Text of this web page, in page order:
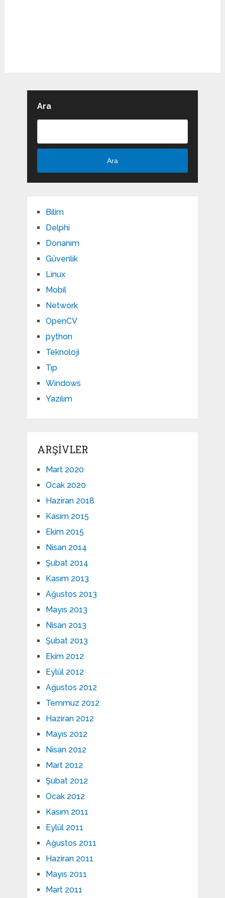
Ara
Ara
Bilim
Delphi
Donanım
Güvenlik
Linux
Mobil
Network
OpenCV
python
Teknoloji
Tıp
Windows
Yazılım
ARŞIVLER
Mart 2020
Ocak 2020
Haziran 2018
Kasım 2015
Ekim 2015
Nisan 2014
Şubat 2014
Kasım 2013
Ağustos 2013
Mayıs 2013
Nisan 2013
Şubat 2013
Ekim 2012
Eylül 2012
Ağustos 2012
Temmuz 2012
Haziran 2012
Mayıs 2012
Nisan 2012
Mart 2012
Şubat 2012
Ocak 2012
Kasım 2011
Eylül 2011
Ağustos 2011
Haziran 2011
Mayıs 2011
Mart 2011